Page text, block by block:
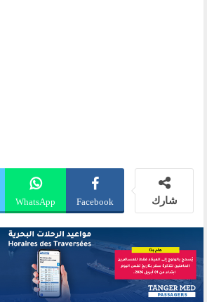
شارك Facebook
WhatsApp